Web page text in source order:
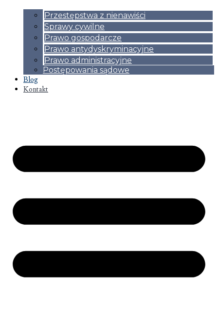
Przestępstwa z nienawiści
Sprawy cywilne
Prawo gospodarcze
Prawo antydyskryminacyjne
Prawo administracyjne
Postępowania sądowe
Blog
Kontakt